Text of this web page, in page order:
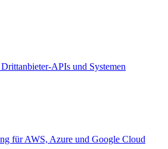
APIs und Systemen
für AWS, Azure und Google Cloud